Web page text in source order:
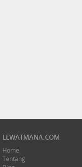
LEWATMANA.COM
Home
Tentang